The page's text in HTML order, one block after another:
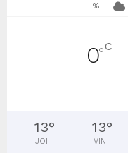
%
0°C
13°
JOI
13°
VIN